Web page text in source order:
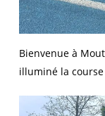
Bienvenue à
illuminé la